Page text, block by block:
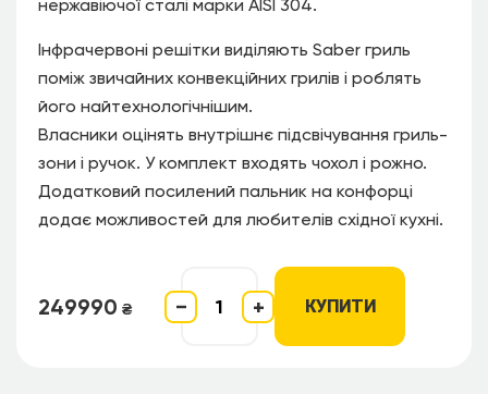
нержавіючої сталі марки AISI 304.
Інфрачервоні решітки виділяють Saber гриль
поміж звичайних конвекційних грилів і роблять
його найтехнологічнішим.
Власники оцінять внутрішнє підсвічування гриль-
зони і ручок. У комплект входять чохол і рожно.
Додатковий посилений пальник на конфорці
додає можливостей для любителів східної кухні.
249990 ₴ − + КУПИТИ